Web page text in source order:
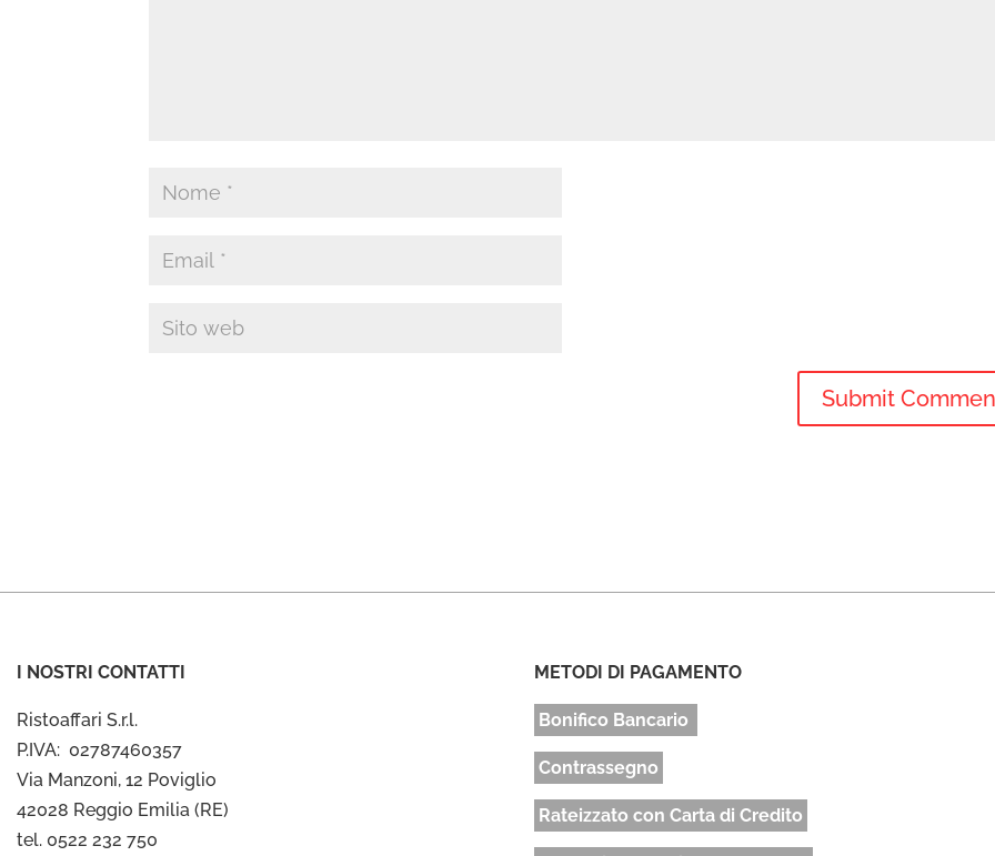
I NOSTRI CONTATTI
Ristoaffari S.r.l.
P.IVA: 02787460357
Via Manzoni, 12 Poviglio
42028 Reggio Emilia (RE)
tel. 0522 232 750
METODI DI PAGAMENTO
Bonifico Bancario
Contrassegno
Rateizzato con Carta di Credito